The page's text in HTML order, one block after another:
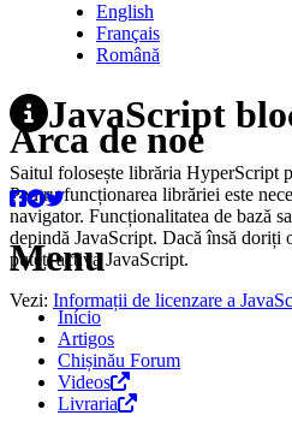
English
Français
Română
JavaScript
Saitul folosește librăria HyperScript
Pentru funcționarea librăriei este
navigator. Funcționalitatea de bază
depindă JavaScript. Dacă însă doriți
puteți activa JavaScript.
Vezi: Informații de licenzare a
Arca de noé
Menu
Início
Artigos
Chișinău Forum
Videos
Livraria